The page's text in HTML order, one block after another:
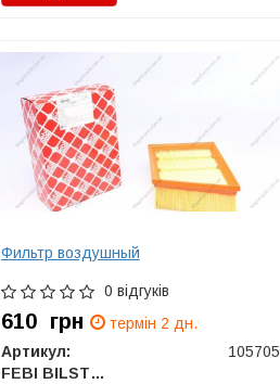
Фильтр воздушный
0 відгуків
610 грн
термін 2 дн.
Артикул:
105705
FEBI BILSTEIN